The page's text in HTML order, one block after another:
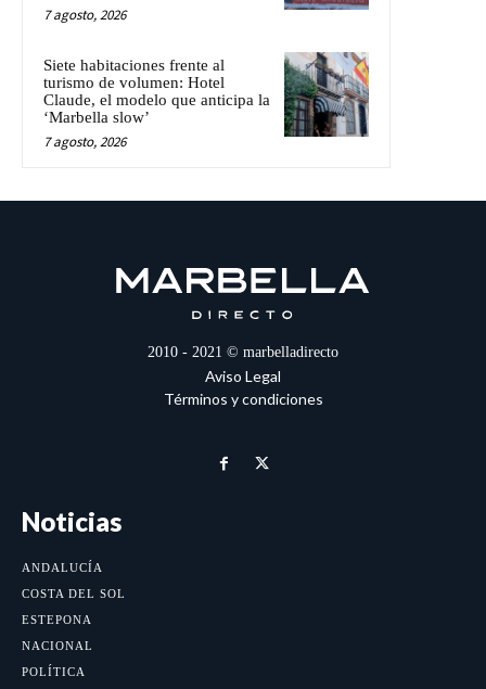
7 agosto, 2026
Siete habitaciones frente al
turismo de volumen: Hotel
Claude, el modelo que anticipa la
‘Marbella slow’
7 agosto, 2026
2010 - 2021 © marbelladirecto
Aviso Legal
Términos y condiciones
Noticias
ANDALUCÍA
COSTA DEL SOL
ESTEPONA
NACIONAL
POLÍTICA